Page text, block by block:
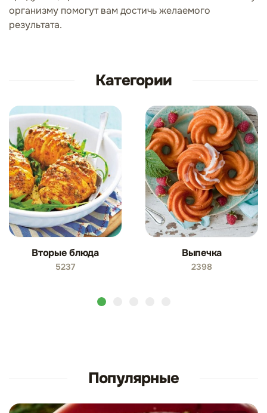
организму помогут вам достичь желаемого
результата.
Категории
Вторые блюда
5237
Выпечка
2398
Популярные